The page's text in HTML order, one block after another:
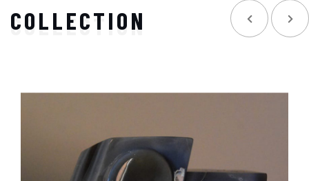
COLLECTION